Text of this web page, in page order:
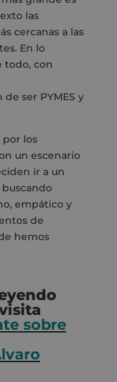
las
cercanas a las
En lo
todo, con
ser PYMES y
por los
un escenario
ir a un
empático y
de
hemos
sobre